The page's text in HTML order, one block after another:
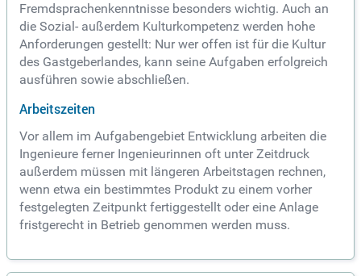
Fremdsprachenkenntnisse besonders wichtig. Auch an
die Sozial- außerdem Kulturkompetenz werden hohe
Anforderungen gestellt: Nur wer offen ist für die Kultur
des Gastgeberlandes, kann seine Aufgaben erfolgreich
ausführen sowie abschließen.
Arbeitszeiten
Vor allem im Aufgabengebiet Entwicklung arbeiten die
Ingenieure ferner Ingenieurinnen oft unter Zeitdruck
außerdem müssen mit längeren Arbeitstagen rechnen,
wenn etwa ein bestimmtes Produkt zu einem vorher
festgelegten Zeitpunkt fertiggestellt oder eine Anlage
fristgerecht in Betrieb genommen werden muss.